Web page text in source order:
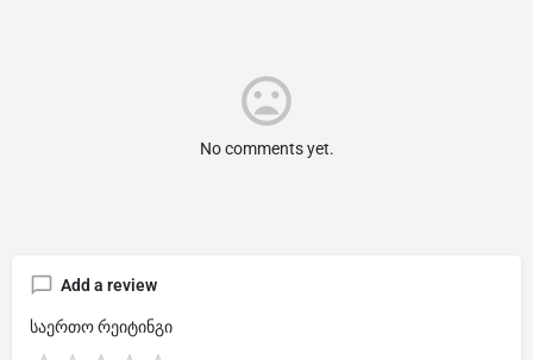
No comments yet.
Add a review
საერთო რეიტინგი